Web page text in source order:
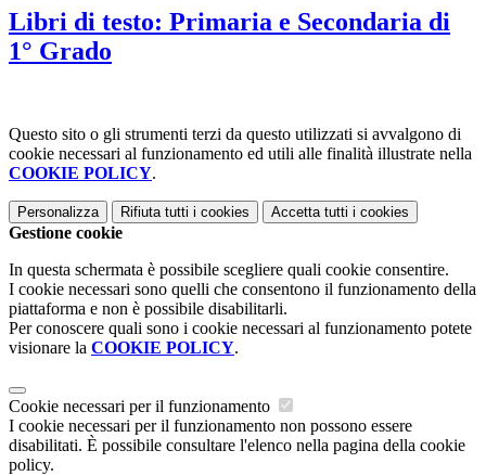
Libri di testo: Primaria e Secondaria di
1° Grado
Questo sito o gli strumenti terzi da questo utilizzati si avvalgono di
cookie necessari al funzionamento ed utili alle finalità illustrate nella
COOKIE POLICY.
Personalizza Rifiuta tutti i cookies Accetta tutti i cookies
Gestione cookie
In questa schermata è possibile scegliere quali cookie consentire.
I cookie necessari sono quelli che consentono il funzionamento della
piattaforma e non è possibile disabilitarli.
Per conoscere quali sono i cookie necessari al funzionamento potete
visionare la COOKIE POLICY.
Cookie necessari per il funzionamento
I cookie necessari per il funzionamento non possono essere
disabilitati. È possibile consultare l'elenco nella pagina della cookie
policy.